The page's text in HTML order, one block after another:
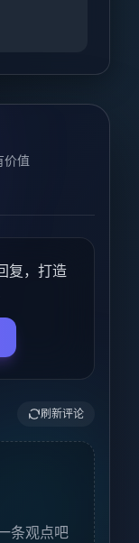
价值
复，打造
刷新评论
条观点吧